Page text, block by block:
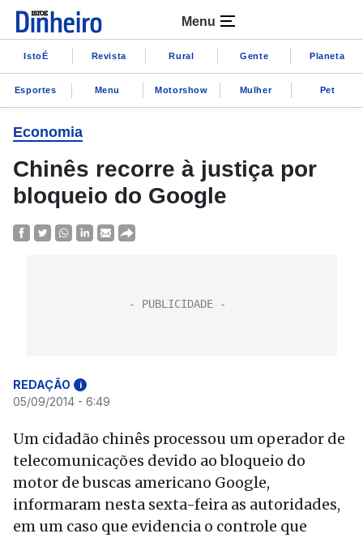
Menu
IstoÉ Revista Rural Gente Planeta
Esportes Menu Motorshow Mulher Pet
Economia
Chinês recorre à justiça por
bloqueio do Google
REDAÇÃO i
05/09/2014 - 6:49
Um cidadão chinês processou um operador de
telecomunicações devido ao bloqueio do
motor de buscas americano Google,
informaram nesta sexta-feira as autoridades,
em um caso que evidencia o controle que